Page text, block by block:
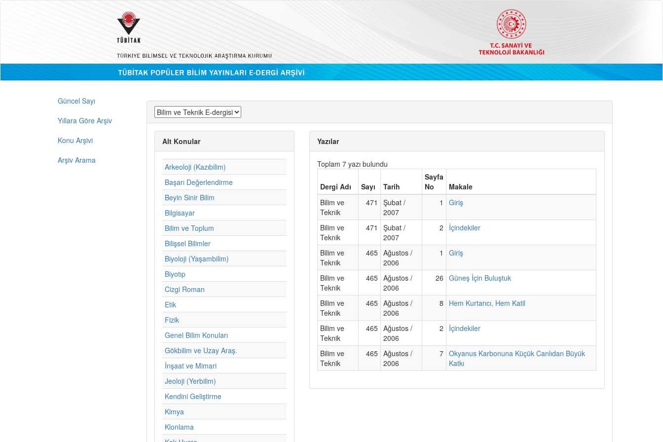
Güncel Sayı
Yıllara Göre Arşiv
Konu Arşivi
Arşiv Arama
Alt Konular
Arkeoloji (Kazıbilim)
Başarı Değerlendirme
Beyin Sinir Bilim
Bilgisayar
Bilim ve Toplum
Bilişsel Bilimler
Biyoloji (Yaşambilim)
Biyotıp
Cizgi Roman
Etik
Fizik
Genel Bilim Konuları
Gökbilim ve Uzay Araş.
İnşaat ve Mimari
Jeoloji (Yerbilim)
Kendini Geliştirme
Kimya
Klonlama
Yazılar
Toplam 7 yazı bulundu
Dergi Adı Sayı Tarih
Sayfa
No
Makale
Bilim ve
Teknik
471
Şubat /
2007
1 Giriş
Bilim ve
Teknik
471
Şubat /
2007
2 İçindekiler
Bilim ve
Teknik
465 Ağustos /
2006
1 Giriş
Bilim ve
Teknik
465 Ağustos /
2006
26 Güneş İçin Buluştuk
Bilim ve
Teknik
465 Ağustos /
2006
8 Hem Kurtarıcı, Hem Katil
Bilim ve
Teknik
465 Ağustos /
2006
2 İçindekiler
Bilim ve
Teknik
465 Ağustos /
2006
7 Okyanus Karbonuna Küçük Canlıdan Büyük
Katkı